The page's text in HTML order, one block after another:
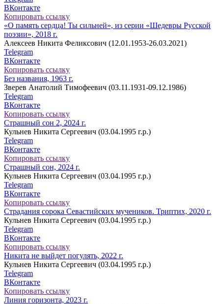
ВКонтакте
Копировать ссылку
«О память сердца! Ты сильней», из серии «Шедевры Русской
поэзии», 2018 г.
Алексеев Никита Феликсович (12.01.1953-26.03.2021)
Telegram
ВКонтакте
Копировать ссылку
Без названия, 1963 г.
Зверев Анатолий Тимофеевич (03.11.1931-09.12.1986)
Telegram
ВКонтакте
Копировать ссылку
Страшный сон 2, 2024 г.
Кульнев Никита Сергеевич (03.04.1995 г.р.)
Telegram
ВКонтакте
Копировать ссылку
Страшный сон, 2024 г.
Кульнев Никита Сергеевич (03.04.1995 г.р.)
Telegram
ВКонтакте
Копировать ссылку
Страдания сорока Севастийских мучеников. Триптих, 2020 г.
Кульнев Никита Сергеевич (03.04.1995 г.р.)
Telegram
ВКонтакте
Копировать ссылку
Никита не выйдет погулять, 2022 г.
Кульнев Никита Сергеевич (03.04.1995 г.р.)
Telegram
ВКонтакте
Копировать ссылку
Линия горизонта, 2023 г.